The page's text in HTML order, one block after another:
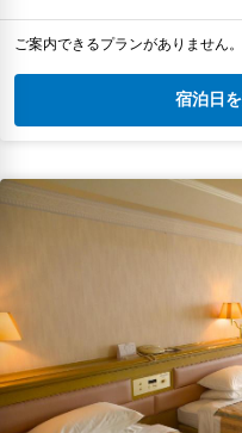
ご案内できるプランがありません
宿泊日